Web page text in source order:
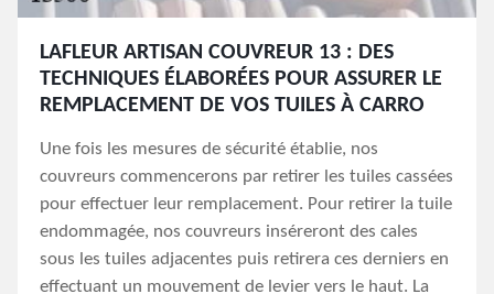
LAFLEUR ARTISAN COUVREUR 13 : DES
TECHNIQUES ÉLABORÉES POUR ASSURER LE
REMPLACEMENT DE VOS TUILES À CARRO
Une fois les mesures de sécurité établie, nos
couvreurs commencerons par retirer les tuiles cassées
pour effectuer leur remplacement. Pour retirer la tuile
endommagée, nos couvreurs inséreront des cales
sous les tuiles adjacentes puis retirera ces derniers en
effectuant un mouvement de levier vers le haut. La